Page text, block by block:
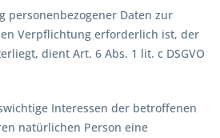
personenbezogener Daten zur
Verpflichtung erforderlich ist, der
dient Art. 6 Abs. 1 lit. c DSGVO
Interessen der betroffenen
natürlichen Person eine